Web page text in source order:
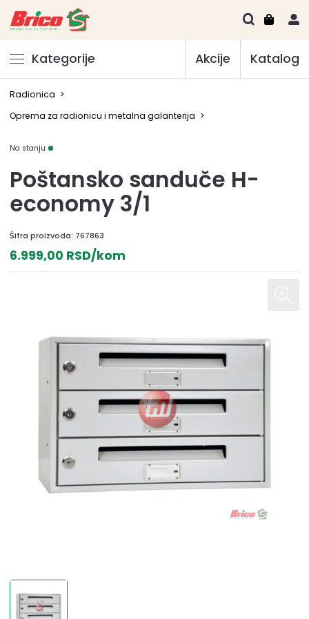
Kategorije Akcije Katalog
Radionica >
Oprema za radionicu i metalna galanterija >
Na stanju
Poštansko sanduče H-
economy 3/1
Šifra proizvoda: 767863
6.999,00 RSD/kom